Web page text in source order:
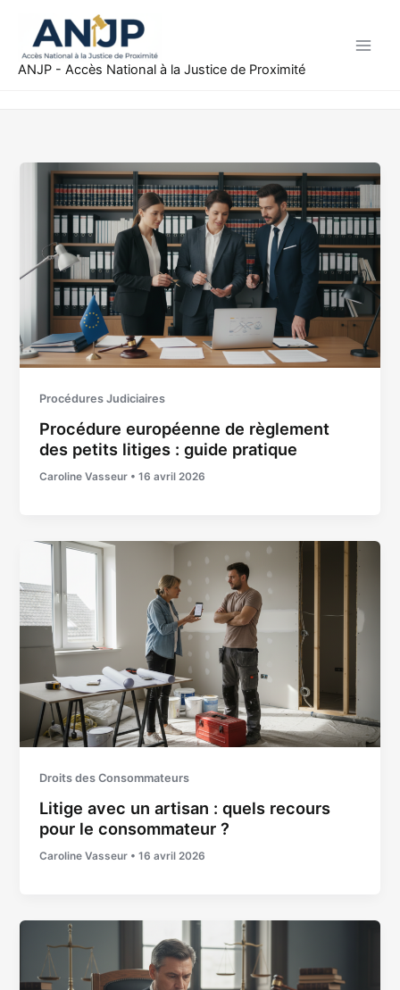
contenu
ANJP - Accès National à la Justice de Proximité
Procédures Judiciaires
Procédure européenne de règlement
des petits litiges : guide pratique
Caroline Vasseur •16 avril 2026
Droits des Consommateurs
Litige avec un artisan : quels recours
pour le consommateur ?
Caroline Vasseur •16 avril 2026